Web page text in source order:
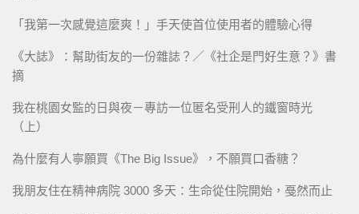
「我第一次感覺這麼爽！」手天使首位使用者的體驗心得
《大誌》：幫助街友的一份雜誌？／《社企是門好生意？》書
摘
我在桃園女監的日與夜－專訪一位匿名受刑人的鐵窗時光
（上）
為什麼有人寧願買《The Big Issue》，不願買口香糖？
我朋友住在精神病院 3000 多天：生命從住院開始，戞然而止